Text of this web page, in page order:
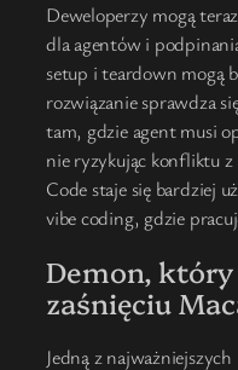
Deweloperzy mogą
dla agentów i
setup i teardown mogą
rozwiązanie sprawdza
tam, gdzie agent musi
nie ryzykując konfliktu z
Code staje się bardziej
vibe coding, gdzie
Demon,
zaśnięciu
Jedną z